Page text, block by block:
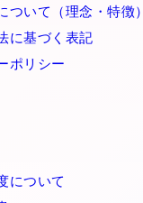
ついて（理念・特徴）
に基づく表記
ポリシー
について